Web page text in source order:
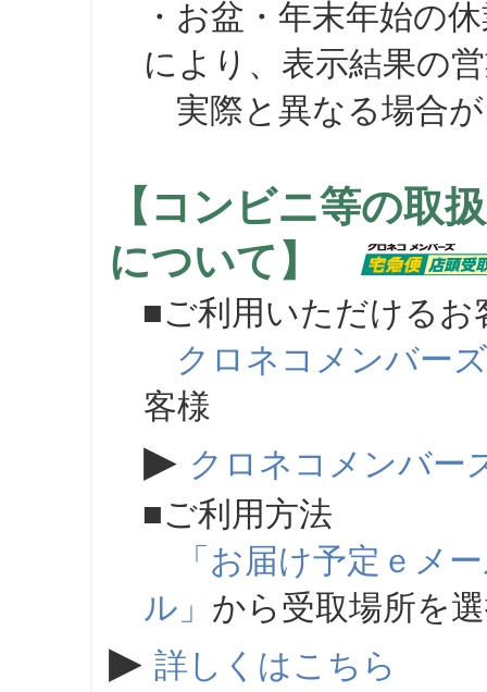
・お盆・年末年始の
により、表示結果の
実際と異なる場合が
【コンビニ等の取
について】
■ご利用いただけるお
クロネコメンバーズ
客様
▶ クロネコメンバー
■ご利用方法
「お届け予定ｅメ
ル」 から受取場所を
▶ 詳しくはこちら